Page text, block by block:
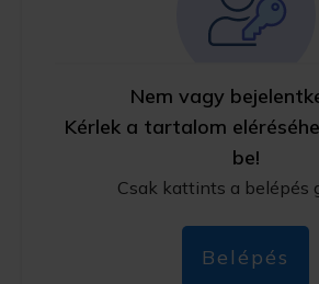
Nem vagy
Kérlek a tartalom
be!
Csak kattints a belépés
Belépés